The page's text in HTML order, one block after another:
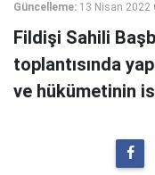
Güncelleme: 13 Nisan 2022
Fildişi Sahili
toplantısında
ve hükümetinin